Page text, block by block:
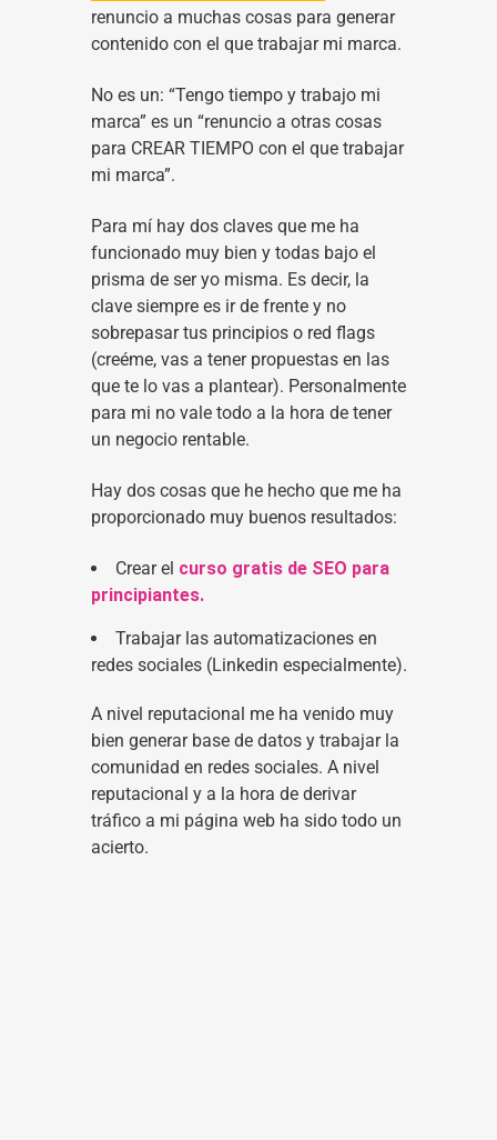
renuncio a muchas cosas para generar
contenido con el que trabajar mi marca.
No es un: “Tengo tiempo y trabajo mi
marca” es un “renuncio a otras cosas
para CREAR TIEMPO con el que trabajar
mi marca”.
Para mí hay dos claves que me ha
funcionado muy bien y todas bajo el
prisma de ser yo misma. Es decir, la
clave siempre es ir de frente y no
sobrepasar tus principios o red flags
(creéme, vas a tener propuestas en las
que te lo vas a plantear). Personalmente
para mi no vale todo a la hora de tener
un negocio rentable.
Hay dos cosas que he hecho que me ha
proporcionado muy buenos resultados:
Crear el curso gratis de SEO para
principiantes.
Trabajar las automatizaciones en
redes sociales (Linkedin especialmente).
A nivel reputacional me ha venido muy
bien generar base de datos y trabajar la
comunidad en redes sociales. A nivel
reputacional y a la hora de derivar
tráfico a mi página web ha sido todo un
acierto.